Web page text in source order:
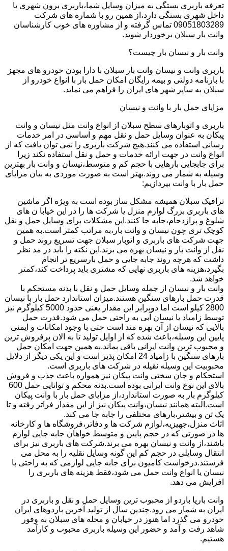
تعرفه باربری بستگی به میزان وسایل شما،باربری برون شهری یا
داخل شهری بستگی دارد،از همین رو با شماره های شرکت
09051803289 تماس گرفته و از مشاوره های خوب کارشناسان
وانت بار سبلان برخوردار شوید.
وانت بار و نیسان بار چیست؟
باربری وانت و نیسان وانت بار سبلان با دارا بودن خودرو های مجهز
با بارنامه دولتی و بیمه رایگان امکان حمل بار با انواع خودرو از
سبلان به سایر شهر های ایران را فراهم می نماید.
مزایای حمل بار با وانت و نیسان
باربری و اتوبارهای سطح سبلان از انواع وانت مثل نیسان و وانت
پیکان به عنوان وسایل حمل و نقل مهم و اساسی در امر خدمات
رسانی استفاده می کنند.هیچ شرکت باربری را نمی توان یافت که از
انواع وانت در جهت ارائه خدمات و حمل و نقل استفاده نکند زیرا
برای جابجایی بارهایی با حجم کم و متوسط،نیسان و وانت بار بهترین
وسیله به شمار می روند.بهتر است به صورت موردی به بیان مزایای
حمل بار با وانت بپردازیم:
ترافیک سبلان همیشه مشکل ساز بوده است به ویژه اگر ماشین
های باربری بزرگ لوازم منزل یا شرکت ها را در این خیابا ن های
شلوغ و پرازدحام،جابه جا کنند.این مشکلات برای وسایل حمل و نقل
کوچک تری چون نیسان و وانت بار،به مراتب کمتر است.به همین
جهت شرکت های باربری و اتوبار سبلان جهت تسریع روند حمل و
نقل از وانت بار و نیسان بهره می برند.این نکته را باید در مد نظر
داشت که هرچه روند جابه جایی و حمل بارسریع تر انجام
بگیرد،هزینه های باربری نهایی که مشتری باید پرداخت کند،کمتر
خواهد شد.
وانت بار و نیسان از جمله وسایل حمل و نقل با بدنه مستحکم با
قدرت حمل بارهای سنگین هستند.میزان استاندارد حمل بار با نیسان
2800 کیلو است اما دوبرابر این مقدار یعنی حدود 5000 کیلوگرم نیز
توسط زامیاد یا نیسان آبی به راحتی حمل می شود.قدرت حمل
بالایی که نیسان از آن بهره مند است حتی با وجود امکانات و ایمنی
پایین این وسیله،باعث شده که از اوایل تولید تا به الان پرفروش ترین
و محبوب ترین وانت ایرانی باقی بماند.به همین جهت امکان حمل
بارهای سنگین با زامیاد 24 امکان پذیر است و این یکی دیگر از دلایل
محبوبیت این وسیله نقیله در شرکت های باربری است.
استحکام و جان سختی وانت پیکان نیز همواره باعث جذب و فروش
بالای این نوع وانت ایرانی بوده است.بدنه محکم و توانایی حمل 600
کیلوگرم بار به صورت استاندارد،از مزایای حمل بار با وانت پیکان
است.البته همانند نیسان،وانت پیکان نیز از این مقدار فراتر رفته و تا
یک تن و بیشتر،بارهای مختلفی را جابه جا می کند.
اثاث منزل،جهیزیه،لوازم شرکت ها و دفاتر،فروشگاه ها و کارخانه
ها در صورتی که در حجم پایین و متوسط خواهان جابه جایی لوازم
باشند،از وانت و نیسان بهره می برند.شرکت های باربری نیز برای
انتقال وسایلی در حجم کم این گونه وسایل نقلیه را به محل می
فرستند.درخواست کامیون برای جابه جایی لوازمی که به راحتی با
نیسان یا انواع وانت حمل می شود،فقط هزینه های باربری را
افزایش می دهد.
وانت باریا باردو از محبوب ترین وسایل حمل و نقل و باربری در
ایران به شمار می رود.چندین سال از تولید آخرین باردوهای ایران
خودرو می گذرد اما هنوز در خیابان و محله های سبلان به وفور
شاهد رفت و آمد و حضور این وسیله باربری محبوب و کارآمد
هستیم.